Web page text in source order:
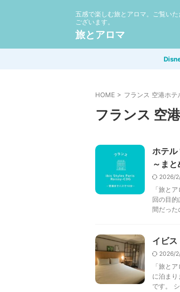
五感で楽しむ旅とアロマ。ご覧いた
ございます。
旅とアロマ
HOME > フランス 空港ホテ
フランス 空
ホテ
～まと
2026/
「旅と
回の目
間だっ
イビ
2026/
「旅と
に泊ま
です。